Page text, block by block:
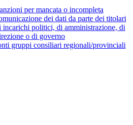
per mancata o incompleta
dei dati da parte dei titolari
incarichi politici, di amministrazione, di
o di governo
gruppi consiliari regionali/provinciali